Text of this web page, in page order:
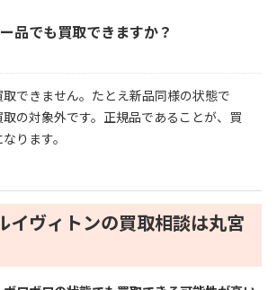
品でも買取できますか？
できません。たとえ新品同様の状態で
の対象外です。正規品であることが、買
ります。
イヴィトンの買取相談は丸宮